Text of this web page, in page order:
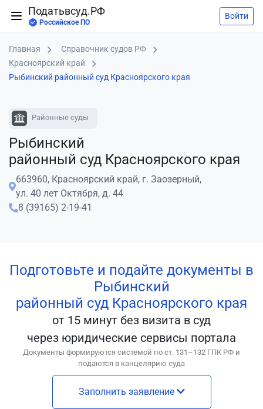
Податьвсуд.РФ
Российское ПО
Войти
Главная
Справочник судов РФ
Красноярский край
Рыбинский районный суд Красноярского края
Районные суды
Рыбинский
районный суд Красноярского края
663960, Красноярский край, г. Заозерный,
ул. 40 лет Октября, д. 44
8 (39165) 2-19-41
Подготовьте и подайте документы в
Рыбинский
районный суд Красноярского края
от 15 минут без визита в суд
через юридические сервисы портала
Документы формируются системой по ст. 131–132 ГПК РФ и
подаются в канцелярию суда
Заполнить заявление